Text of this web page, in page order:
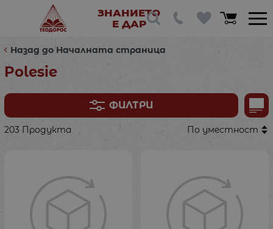
ЗНАНИЕТО
Е ДАР
Назад до Началната страница
Polesie
ФИЛТРИ
203 Продукта По уместност